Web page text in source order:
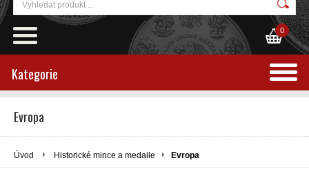
0
Kategorie
Evropa
Úvod Historické mince a medaile Evropa